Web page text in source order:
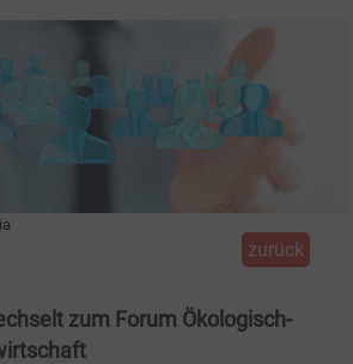
zurück
zum Forum Ökologisch-